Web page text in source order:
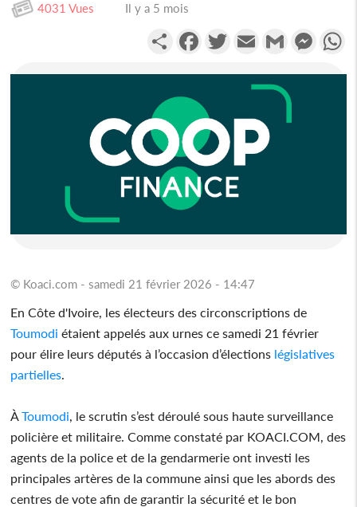
4031 Vues Il y a 5 mois
PartagerFacebookTwitterEmail Gmail
© Koaci.com - samedi 21 février 2026 - 14:47
En Côte d'Ivoire, les électeurs des circonscriptions de
Toumodi étaient appelés aux urnes ce samedi 21 février
pour élire leurs députés à l’occasion d’élections législatives
partielles
ÀToumodi , le scrutin s’est déroulé sous haute surveillance
policière et militaire. Comme constaté par KOACI.COM, des
agents de la police et de la gendarmerie ont investi les
principales artères de la commune ainsi que les abords des
centres de vote afin de garantir la sécurité et le bon